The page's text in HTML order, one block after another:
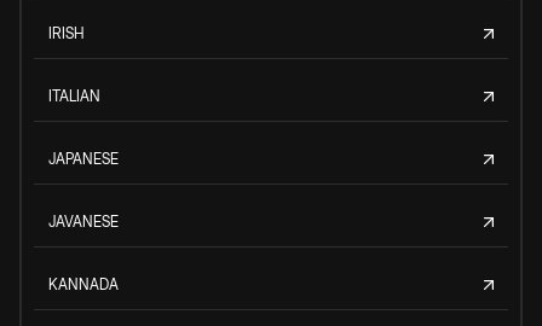
IRISH
ITALIAN
JAPANESE
JAVANESE
KANNADA